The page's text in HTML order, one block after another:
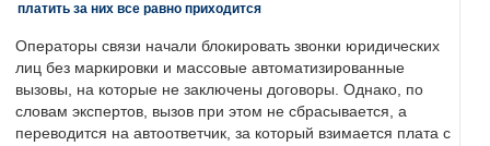
платить за них все равно приходится
Операторы связи начали блокировать звонки юридических
лиц без маркировки и массовые автоматизированные
вызовы, на которые не заключены договоры. Однако, по
словам экспертов, вызов при этом не сбрасывается, а
переводится на автоответчик, за который взимается плата с